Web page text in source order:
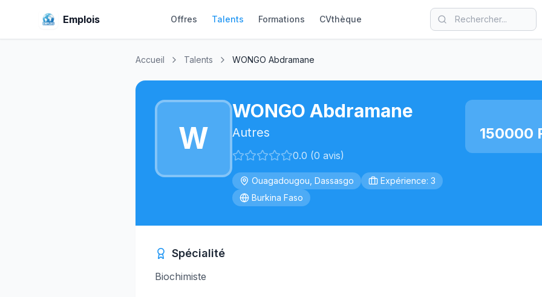
Emplois Offres Talents Formations CVthèque
Accueil Talents WONGO Abdramane
W
WONGO Abdramane
Autres
0.0 (0 avis)
Ouagadougou, Dassasgo
Expérience: 3
Burkina Faso
150000
Spécialité
Biochimiste